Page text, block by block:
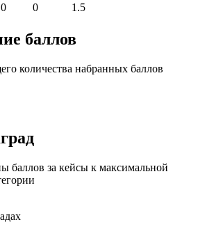
0 0 1.5
баллов
количества набранных баллов
баллов за кейсы к максимальной